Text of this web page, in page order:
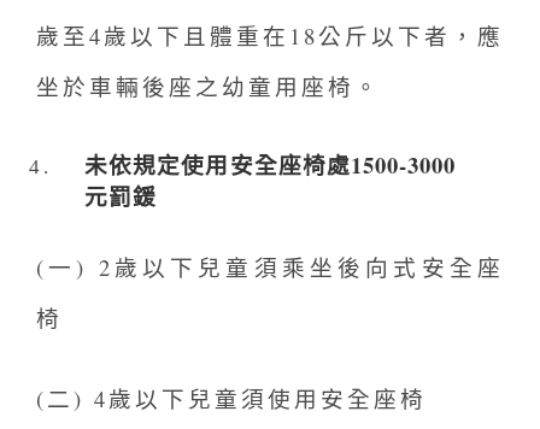
歲至4歲以下且體重在18公斤以下者，應
坐於車輛後座之幼童用座椅。
未依規定使用安全座椅處1500-3000
元罰鍰
(一) 2歲以下兒童須乘坐後向式安全座
椅
(二) 4歲以下兒童須使用安全座椅